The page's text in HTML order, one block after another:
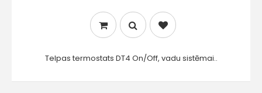
Telpas termostats DT4 On/Off, vadu sistēmai..